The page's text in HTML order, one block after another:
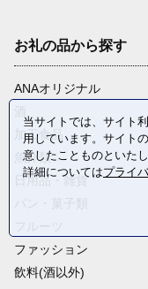
お礼の品から探す
ANAオリジナル
加工食品
魚介類
日用品・雑貨
ファッション
飲料(酒以外)
当サイトでは、サイト
用しています。サイト
意したことものといたし
詳細についてはプライ